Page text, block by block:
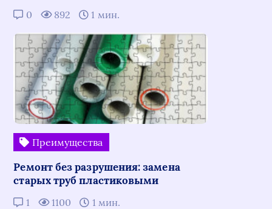
0 892 1 мин.
Преимущества
Ремонт без разрушения: замена
старых труб пластиковыми
1 1100 1 мин.